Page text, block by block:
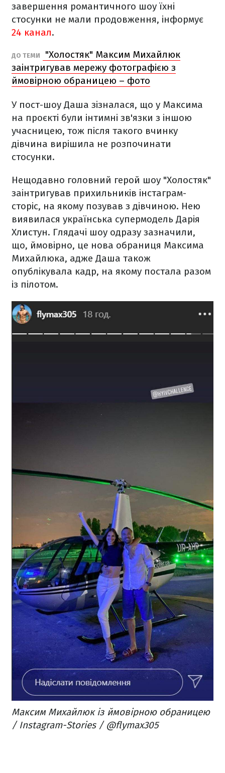
завершення романтичного шоу їхні
стосунки не мали продовження, інформує
24 канал.
ДО ТЕМИ
"Холостяк" Максим Михайлюк
заінтригував мережу фотографією з
ймовірною обраницею – фото
У пост-шоу Даша зізналася, що у Максима
на проєкті були інтимні зв'язки з іншою
учасницею, тож після такого вчинку
дівчина вирішила не розпочинати
стосунки.
Нещодавно головний герой шоу "Холостяк"
заінтригував прихильників інстаграм-
сторіс, на якому позував з дівчиною. Нею
виявилася українська супермодель Дарія
Хлистун. Глядачі шоу одразу зазначили,
що, ймовірно, це нова обраниця Максима
Михайлюка, адже Даша також
опублікувала кадр, на якому постала разом
із пілотом.
Максим Михайлюк із ймовірною обраницею
/ Instagram-Stories / @flymax305